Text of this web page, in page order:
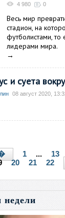
4 980
0
Весь мир
стадион, на
футболистами, то
лидерами мира.
→
и суета
08 август 2020,
1 ... 13
20 21 22
недели